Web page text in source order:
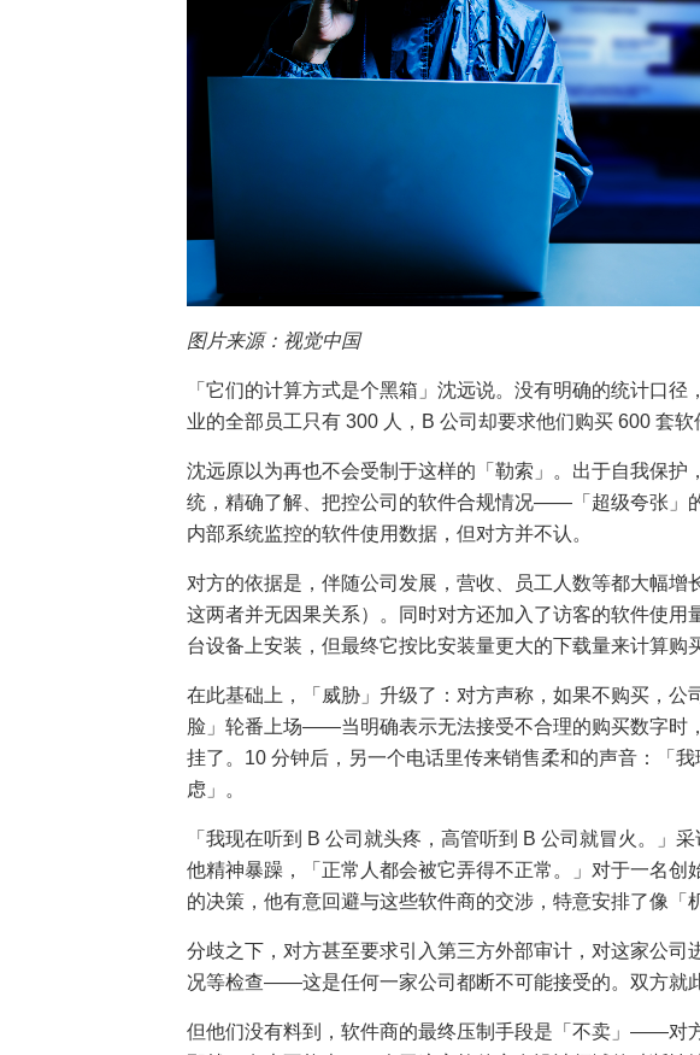
图片来源：视觉中国
「它们的计算方式是个黑箱」沈远说。没有明确的统计口
业的全部员工只有 300 人，B 公司却要求他们购买 600 套软
沈远原以为再也不会受制于这样的「勒索」。出于自我保护
统，精确了解、把控公司的软件合规情况——「超级夸张」
内部系统监控的软件使用数据，但对方并不认。
对方的依据是，伴随公司发展，营收、员工人数等都大幅增
这两者并无因果关系）。同时对方还加入了访客的软件使用
台设备上安装，但最终它按比安装量更大的下载量来计算购
在此基础上，「威胁」升级了：对方声称，如果不购买，公
脸」轮番上场——当明确表示无法接受不合理的购买数字时
挂了。10 分钟后，另一个电话里传来销售柔和的声音：「
虑」。
「我现在听到 B 公司就头疼，高管听到 B 公司就冒火。」
他精神暴躁，「正常人都会被它弄得不正常。」对于一名创
的决策，他有意回避与这些软件商的交涉，特意安排了像「
分歧之下，对方甚至要求引入第三方外部审计，对这家公司
况等检查——这是任何一家公司都断不可能接受的。双方就
但他们没有料到，软件商的最终压制手段是「不卖」——对